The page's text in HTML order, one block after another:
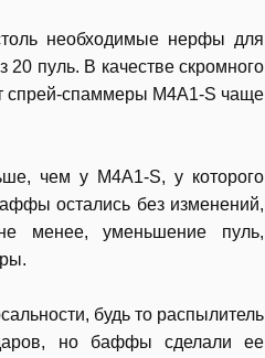
необходимые нерфы для
пуль. В качестве скромного
спрей-спаммеры M4A1-S чаще
чем у M4A1-S, у которого
остались без изменений,
менее, уменьшение пуль,
будь то распылитель
но баффы сделали ее